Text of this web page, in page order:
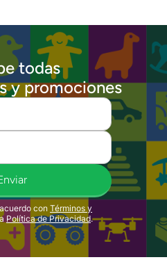
todas
y promociones
con Términos y
Política de Privacidad.